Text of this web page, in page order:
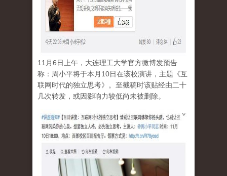
11月6日上午，大连理工大学官方微博发预告
称：周小平将于本月10日在该校演讲，主题《互
联网时代的独立思考》。至截稿时该贴经由二十
几次转发，或因影响力较低尚未被删除。